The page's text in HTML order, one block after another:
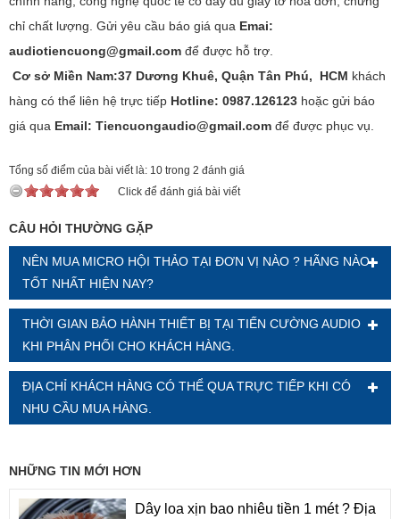
chỉ chất lượng. Gửi yêu cầu báo giá qua Emai:
audiotiencuong@gmail.com để được hỗ trợ.
Cơ sở Miền Nam:37 Dương Khuê, Quận Tân Phú, HCM khách
hàng có thể liên hệ trực tiếp Hotline: 0987.126123 hoặc gửi báo
giá qua Email: Tiencuongaudio@gmail.com để được phục vụ.
Tổng số điểm của bài viết là: 10 trong 2 đánh giá
Click để đánh giá bài viết
CÂU HỎI THƯỜNG GẶP
NÊN MUA MICRO HỘI THẢO TẠI ĐƠN VỊ NÀO ? HÃNG NÀO
TỐT NHẤT HIỆN NAY?
THỜI GIAN BẢO HÀNH THIẾT BỊ TẠI TIẾN CƯỜNG AUDIO
KHI PHÂN PHỐI CHO KHÁCH HÀNG.
ĐỊA CHỈ KHÁCH HÀNG CÓ THỂ QUA TRỰC TIẾP KHI CÓ
NHU CẦU MUA HÀNG.
NHỮNG TIN MỚI HƠN
Dây loa xịn bao nhiêu tiền 1 mét ? Địa